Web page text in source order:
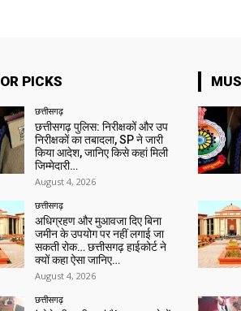
PICKS
छत्तीसगढ़
छत्तीसगढ़ पुलिस: निरीक्षकों और उप
निरीक्षकों का तबादला, SP ने जारी
किया आदेश, जानिए किसे कहां मिली
जिम्मेदारी…
August 4, 2026
छत्तीसगढ़
अधिग्रहण और मुआवजा दिए बिना
जमीन के उपयोग पर नहीं लगाई जा
सकती रोक… छत्तीसगढ़ हाईकोर्ट ने
क्यों कहा ऐसा जानिए…
August 4, 2026
छत्तीसगढ़